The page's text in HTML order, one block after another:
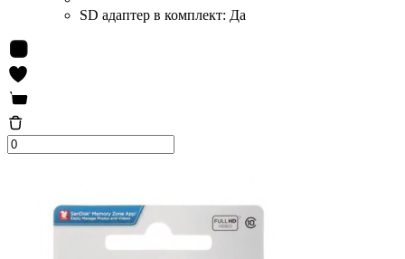
SD адаптер в комплект: Да